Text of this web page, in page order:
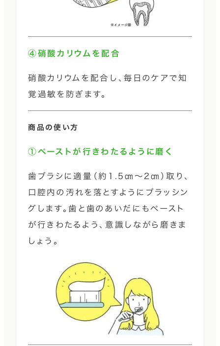
④硝酸カリウムを配合
硝酸カリウムを配合し、毎日のケアで知
覚過敏を防ぎます。
商品の使い方
①ペーストが行きわたるように磨く
歯ブラシに適量（約1.5㎝～2㎝）取り、
口腔内の汚れを落とすようにブラッシン
グします。歯と歯のあいだにもペースト
が行きわたるよう、意識しながら磨きま
しょう。